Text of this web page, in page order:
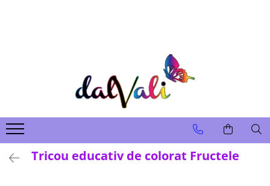
GENTI DE COLORAT
Tricou educativ de colorat Fructele